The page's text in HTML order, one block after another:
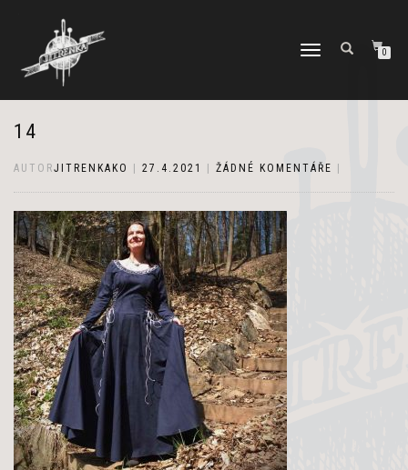
PŘEPNOUT
0
14
AUTORJITRENKAKO 27.4.2021 ŽÁDNÉ KOMENTÁŘE